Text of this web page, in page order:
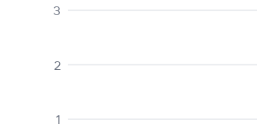
1
2
3